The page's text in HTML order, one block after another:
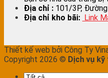
Địa chỉ : 101/3P, Đường
Địa chỉ kho bãi: Link
Thiết kế web bởi Công Ty
Copyright 2026 © Dịch vụ